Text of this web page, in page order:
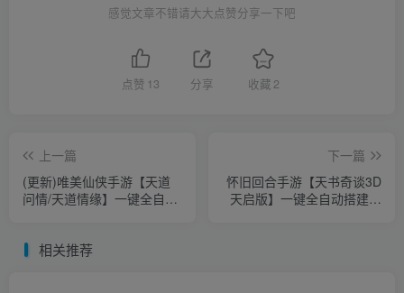
感觉文章不错请大大点赞分享一下吧
点赞 13 分享 收藏 2
上一篇
(更新)唯美仙侠手游【天道
问情/天道情缘】一键全自动
下一篇
怀旧回合手游【天书奇谈3D
天启版】一键全自动搭建脚
相关推荐